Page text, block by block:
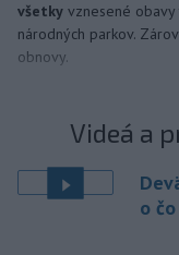
všetky vznesené obavy
národných parkov.
obnovy.
Videá a
o